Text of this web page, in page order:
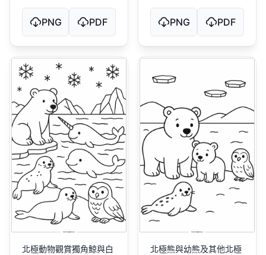
PNG PDF PNG PDF
北極動物觀賞獨角鯨與白
北極熊與幼熊及其他北極